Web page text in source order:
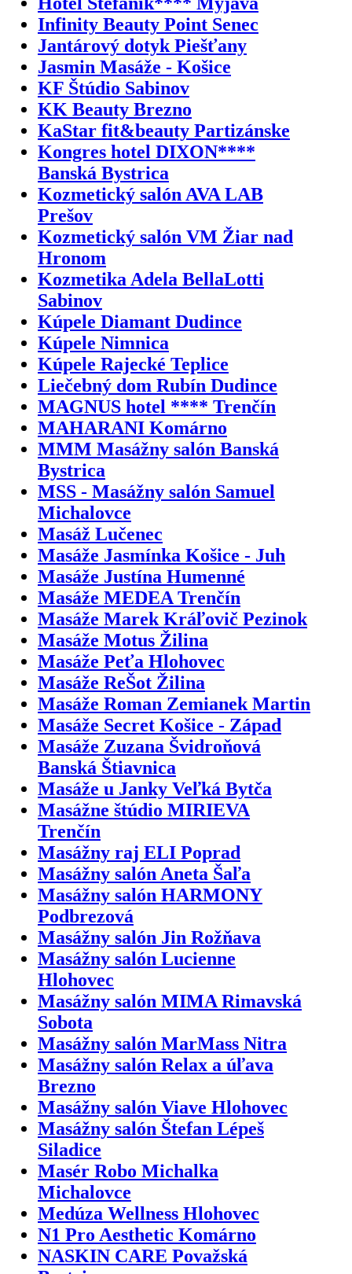
Infinity Beauty Point Senec
Jantárový dotyk Piešťany
Jasmin Masáže - Košice
KF Štúdio Sabinov
KK Beauty Brezno
KaStar fit&beauty Partizánske
Kongres hotel DIXON****
Banská Bystrica
Kozmetický salón AVA LAB
Prešov
Kozmetický salón VM Žiar nad
Hronom
Kozmetika Adela BellaLotti
Sabinov
Kúpele Diamant Dudince
Kúpele Nimnica
Kúpele Rajecké Teplice
Liečebný dom Rubín Dudince
MAGNUS hotel **** Trenčín
MAHARANI Komárno
MMM Masážny salón Banská
Bystrica
MSS - Masážny salón Samuel
Michalovce
Masáž Lučenec
Masáže Jasmínka Košice - Juh
Masáže Justína Humenné
Masáže MEDEA Trenčín
Masáže Marek Kráľovič Pezinok
Masáže Motus Žilina
Masáže Peťa Hlohovec
Masáže ReŠot Žilina
Masáže Roman Zemianek Martin
Masáže Secret Košice - Západ
Masáže Zuzana Švidroňová
Banská Štiavnica
Masáže u Janky Veľká Bytča
Masážne štúdio MIRIEVA
Trenčín
Masážny raj ELI Poprad
Masážny salón Aneta Šaľa
Masážny salón HARMONY
Podbrezová
Masážny salón Jin Rožňava
Masážny salón Lucienne
Hlohovec
Masážny salón MIMA Rimavská
Sobota
Masážny salón MarMass Nitra
Masážny salón Relax a úľava
Brezno
Masážny salón Viave Hlohovec
Masážny salón Štefan Lépeš
Siladice
Masér Robo Michalka
Michalovce
Medúza Wellness Hlohovec
N1 Pro Aesthetic Komárno
NASKIN CARE Považská